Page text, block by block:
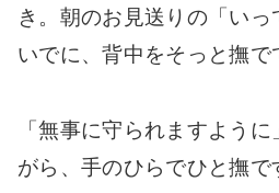
き。朝のお見送りの「い
いでに、背中をそっと撫で
「無事に守られますよう
がら、手のひらでひと撫で